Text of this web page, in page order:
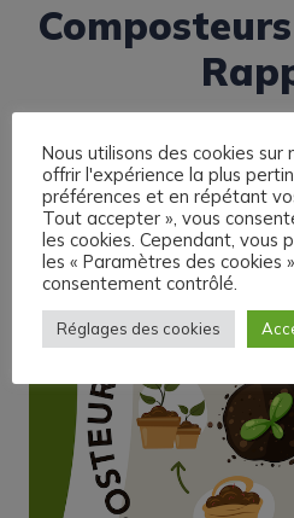
Nous utilisons des cookies
offrir l'expérience la plus
préférences et en répétant
Tout accepter », vous
les cookies. Cependant, vous
les « Paramètres des cookies
consentement contrôlé.
Réglages des cookies